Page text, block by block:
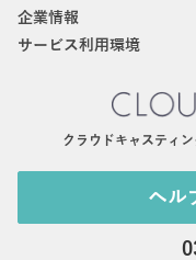
企業情報
サービス利用環境
クラウドキャスティ
ヘル